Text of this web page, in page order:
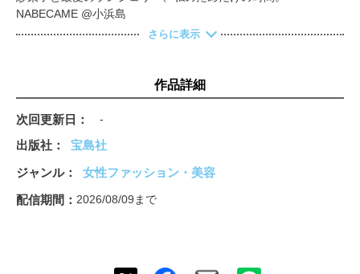
NABECAME @小浜島
HOTEL Haimurubushi Kohamajima
カワイイのセオリー、私の場合。伊東牧子side
カワイイのセオリー、私の場合。中野ゆりかside
オトナスウィートな 夏小物図鑑
笹本恭平さんが提案 3つのムードで楽しむ夏メイク
デジャヴュ
今回もかなり仕上げてきたよ～ 紗栄子の美容メソッド全部見
せ！
最愛のコスメ2026上半期
さらに表示
作品詳細
次回更新日 -
出版社
宝島社
ジャンル
女性ファッション・美容
配信期間
2026/08/09まで